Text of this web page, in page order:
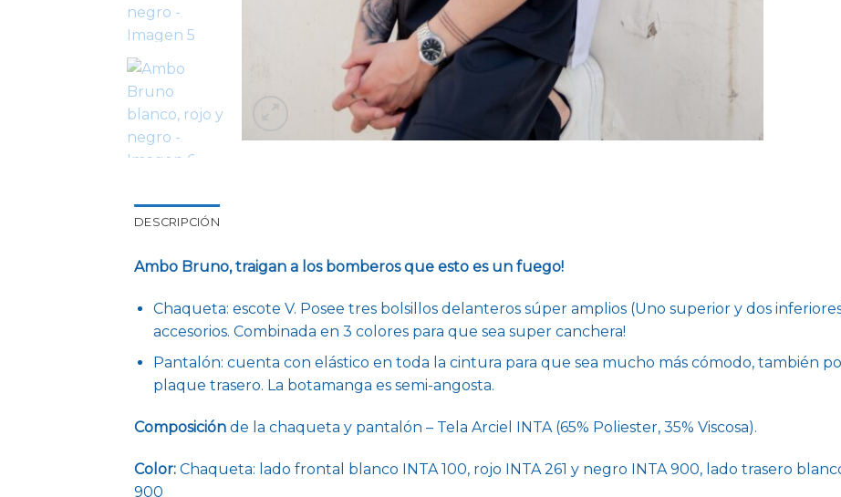
DESCRIPCIÓN
Ambo Bruno, traigan a los bomberos que esto es un fuego!
Chaqueta: escote V. Posee tres bolsillos delanteros súper amplios (Uno superior y dos
accesorios. Combinada en 3 colores para que sea super canchera!
Pantalón: cuenta con elástico en toda la cintura para que sea mucho más cómodo, también
plaque trasero. La botamanga es semi-angosta.
Composición de la chaqueta y pantalón – Tela Arciel INTA (65% Poliester, 35% Viscosa).
Color: Chaqueta: lado frontal blanco INTA 100, rojo INTA 261 y negro INTA 900, lado trasero
900